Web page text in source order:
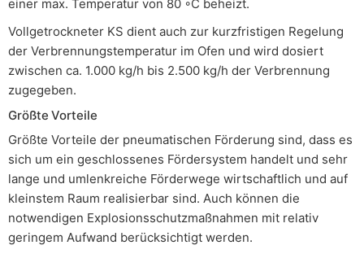
einer max. Temperatur von 80 ◦C beheizt.
Vollgetrockneter KS dient auch zur kurzfristigen Regelung
der Verbrennungstemperatur im Ofen und wird dosiert
zwischen ca. 1.000 kg/h bis 2.500 kg/h der Verbrennung
zugegeben.
Größte Vorteile
Größte Vorteile der pneumatischen Förderung sind, dass es
sich um ein geschlossenes Fördersystem handelt und sehr
lange und umlenkreiche Förderwege wirtschaftlich und auf
kleinstem Raum realisierbar sind. Auch können die
notwendigen Explosionsschutzmaßnahmen mit relativ
geringem Aufwand berücksichtigt werden.